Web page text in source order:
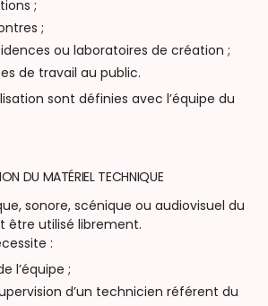
;
;
ou laboratoires de création ;
de travail au public.
sont définies avec l’équipe du
DU MATÉRIEL TECHNIQUE
sonore, scénique ou audiovisuel du
être utilisé librement.
:
l’équipe ;
d’un technicien référent du